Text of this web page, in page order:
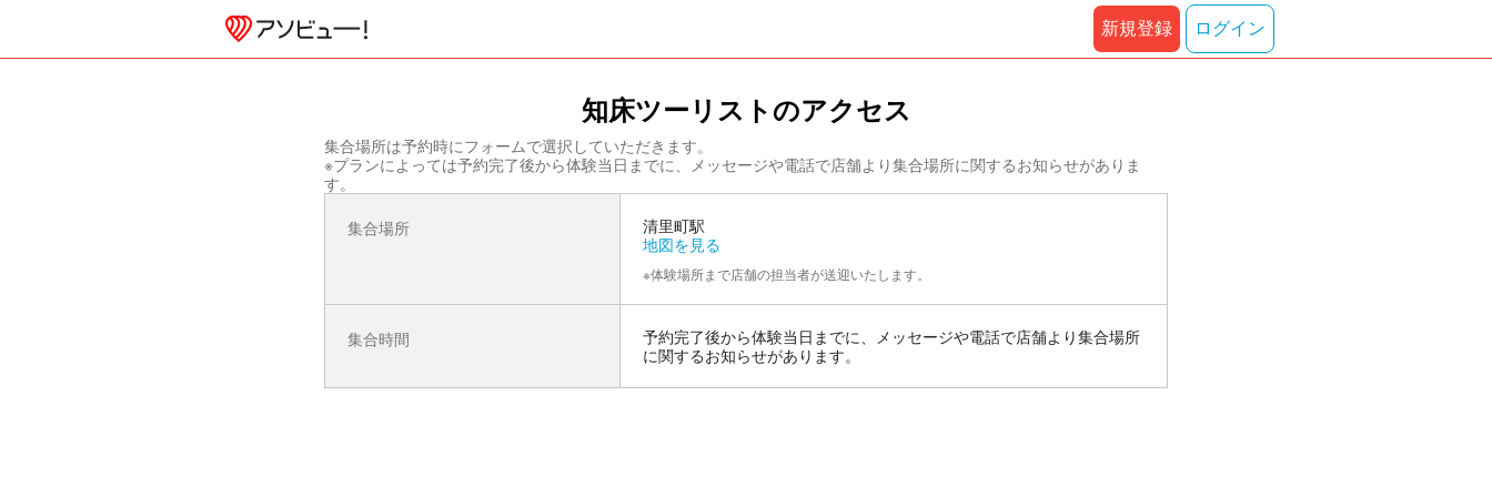
新規登録 ログイン
知床ツーリストのアクセス
集合場所は予約時にフォームで選択していただきます。
※プランによっては予約完了後から体験当日までに、メッセージや電話で店舗より集合場所に関するお知らせがありま
す。
集合場所
清里町駅
地図を見る
※体験場所まで店舗の担当者が送迎いたします。
集合時間
予約完了後から体験当日までに、メッセージや電話で店舗より集合場所
に関するお知らせがあります。